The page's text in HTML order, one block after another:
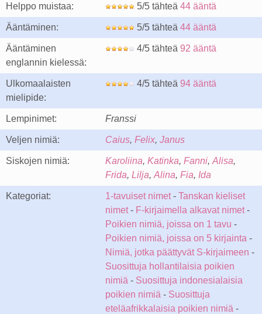
Helppo muistaa: 5/5 tähteä 44 ääntä
Ääntäminen: 5/5 tähteä 44 ääntä
Ääntäminen
englannin kielessä:
4/5 tähteä 92 ääntä
Ulkomaalaisten
mielipide:
4/5 tähteä 94 ääntä
Lempinimet: Franssi
Veljen nimiä: Caius, Felix, Janus
Siskojen nimiä: Karoliina, Katinka, Fanni, Alisa,
Frida, Lilja, Alina, Fia, Ida
Kategoriat: 1-tavuiset nimet- Tanskan kieliset
nimet- F-kirjaimella alkavat nimet-
Poikien nimiä, joissa on 1 tavu -
Poikien nimiä, joissa on 5 kirjainta -
Nimiä, jotka päättyvät S-kirjaimeen -
Suosittuja hollantilaisia poikien
nimiä - Suosittuja indonesialaisia
poikien nimiä - Suosittuja
eteläafrikkalaisia poikien nimiä -